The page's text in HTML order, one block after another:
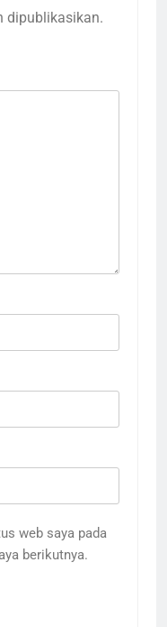
dipublikasikan.
web saya pada
berikutnya.